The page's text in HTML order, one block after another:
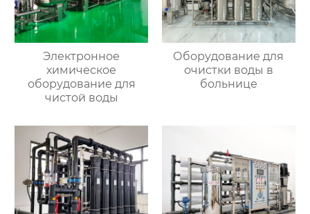
Электронное
химическое
оборудование для
чистой воды
Оборудование для
очистки воды в
больнице